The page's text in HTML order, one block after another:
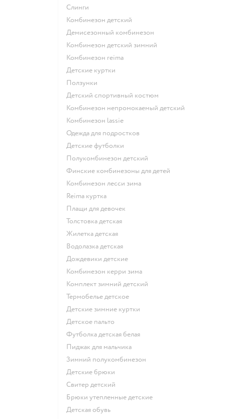
Слинги
Комбинезон детский
Демисезонный комбинезон
Комбинезон детский зимний
Комбинезон reima
Детские куртки
Ползунки
Детский спортивный костюм
Комбинезон непромокаемый детский
Комбинезон lassie
Одежда для подростков
Детские футболки
Полукомбинезон детский
Финские комбинезоны для детей
Комбинезон лесси зима
Reima куртка
Плащи для девочек
Толстовка детская
Жилетка детская
Водолазка детская
Дождевики детские
Комбинезон керри зима
Комплект зимний детский
Термобелье детское
Детские зимние куртки
Детское пальто
Футболка детская белая
Пиджак для мальчика
Зимний полукомбинезон
Детские брюки
Свитер детский
Брюки утепленные детские
Детская обувь